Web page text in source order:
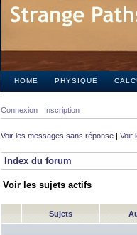
HOME PHYSIQUE
Connexion Inscription
Voir les messages sans réponse | Voir
Index du forum
Voir les sujets actifs
Sujets